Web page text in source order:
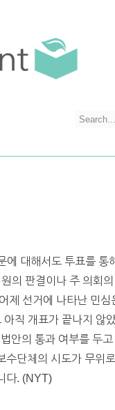
대해서도 투표를 통
의 판결이나 주 의회
제 선거에 나타난 민심
직 개표가 끝나지 않
안의 통과 여부를 두
단체의 시도가 무위
다. (NYT)